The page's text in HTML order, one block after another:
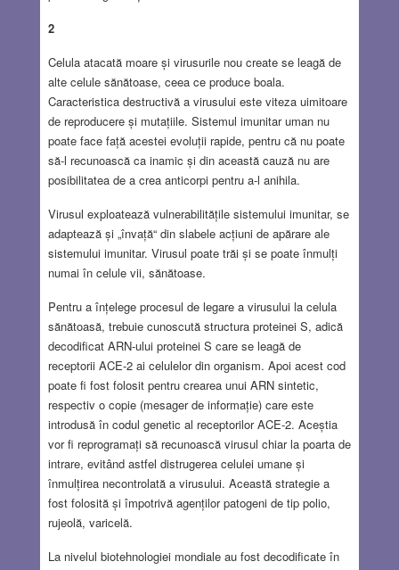
2
Celula atacată moare și virusurile nou create se leagă de
alte celule sănătoase, ceea ce produce boala.
Caracteristica destructivă a virusului este viteza uimitoare
de reproducere și mutațiile. Sistemul imunitar uman nu
poate face față acestei evoluții rapide, pentru că nu poate
să-l recunoască ca inamic și din această cauză nu are
posibilitatea de a crea anticorpi pentru a-l anihila.
Virusul exploatează vulnerabilitățile sistemului imunitar, se
adaptează și „învață“ din slabele acțiuni de apărare ale
sistemului imunitar. Virusul poate trăi și se poate înmulți
numai în celule vii, sănătoase.
Pentru a înțelege procesul de legare a virusului la celula
sănătoasă, trebuie cunoscută structura proteinei S, adică
decodificat ARN-ului proteinei S care se leagă de
receptorii ACE-2 ai celulelor din organism. Apoi acest cod
poate fi fost folosit pentru crearea unui ARN sintetic,
respectiv o copie (mesager de informație) care este
introdusă în codul genetic al receptorilor ACE-2. Aceștia
vor fi reprogramați să recunoască virusul chiar la poarta de
intrare, evitând astfel distrugerea celulei umane și
înmulțirea necontrolată a virusului. Această strategie a
fost folosită și împotrivă agenților patogeni de tip polio,
rujeolă, varicelă.
La nivelul biotehnologiei mondiale au fost decodificate în